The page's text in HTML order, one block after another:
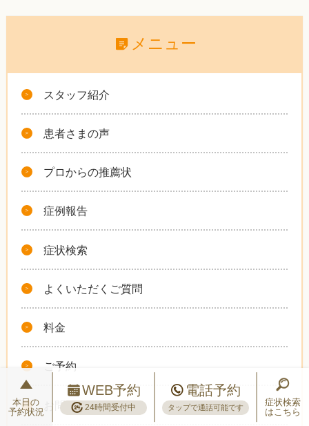
メニュー
スタッフ紹介
患者さまの声
プロからの推薦状
症例報告
症状検索
よくいただくご質問
料金
ご予約
お問い合わせ
本日の
予約状況
WEB予約
24時間受付中
電話予約
タップで通話可能です
症状検索
はこちら